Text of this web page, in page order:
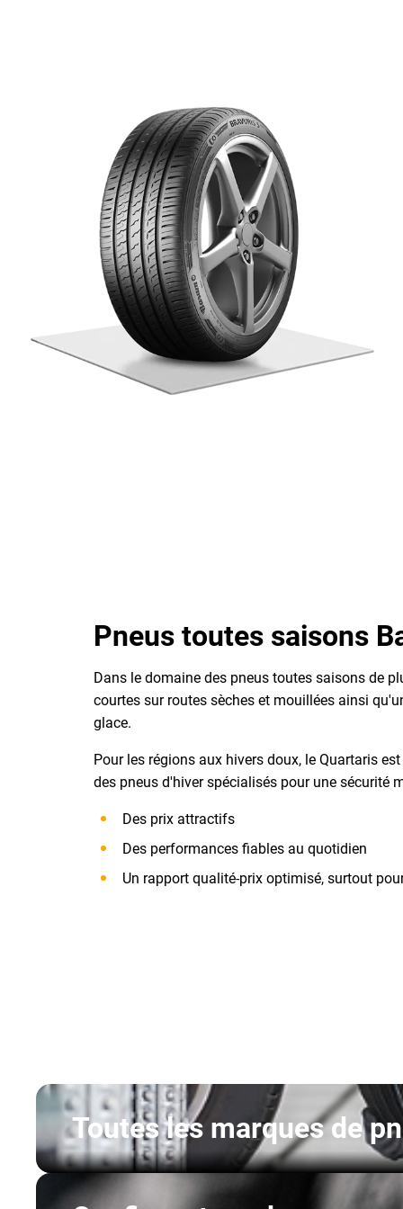
Pneus toutes saisons
Dans le domaine des pneus toutes saisons de
courtes sur routes sèches et mouillées ainsi
glace.
Pour les régions aux hivers doux, le Quartaris
des pneus d'hiver spécialisés pour une sécurité
Des prix attractifs
Des performances fiables au quotidien
Un rapport qualité-prix optimisé, surtout
Toutes les marques de